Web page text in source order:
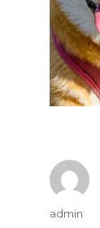
Autor
admin